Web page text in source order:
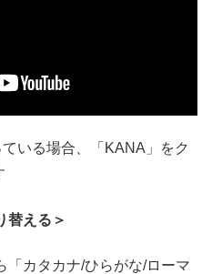
いる場合、「KANA」をク
替える＞
「カタカナ/ひらがな/ローマ